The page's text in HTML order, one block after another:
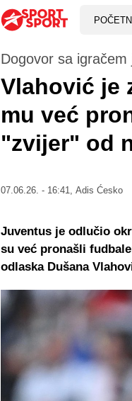
Dogovor sa
Vlahović je
mu već
"zvijer" od
07.06.26. - 16:41, Adis Ćesko
Juventus je odlučio
su već pronašli
odlaska Dušana